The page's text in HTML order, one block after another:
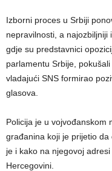
Izborni proces u Srbiji
nepravilnosti, a najozbiljniji
gdje su predstavnici
parlamentu Srbije,
vladajući SNS formirao
glasova.
Policija je u vojvođanskom
građanina koji je prijetio
je i kako na njegovoj
Hercegovini.